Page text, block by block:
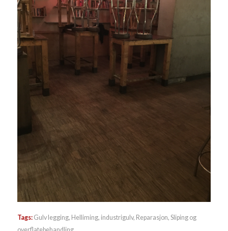
Tags: Gulv legging, Helliming, industrigulv, Reparasjon, Sliping og